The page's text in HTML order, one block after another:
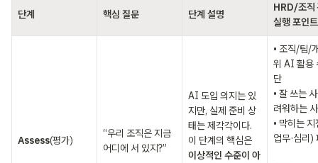
단계 핵심 질문 단계 설명
HRD/조직
실행 포인트
Assess(평가)
“우리 조직은 지금
어디에 서 있지?”
AI 도입 의지는 있
지만, 실제 준비 상
태는 제각각이다.
이상적인 수준이 아
• 조직/팀/
위 AI 활용
단
• 잘 쓰는
려워하는
• 막히는 지
업무·심리)